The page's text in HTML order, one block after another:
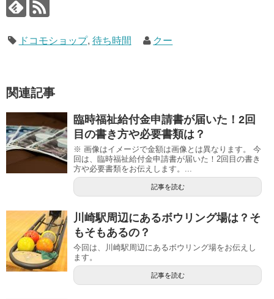
ドコモショップ, 待ち時間 クー
関連記事
臨時福祉給付金申請書が届いた！2回
目の書き方や必要書類は？
※ 画像はイメージで金額は画像とは異なります。 今
回は、臨時福祉給付金申請書が届いた！2回目の書き
方や必要書類をお伝えします。...
記事を読む
川崎駅周辺にあるボウリング場は？そ
もそもあるの？
今回は、川崎駅周辺にあるボウリング場をお伝えし
ます。
記事を読む